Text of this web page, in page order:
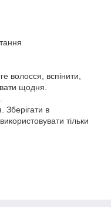
волосся, вспінити,
щодня.
Зберігати в
тільки